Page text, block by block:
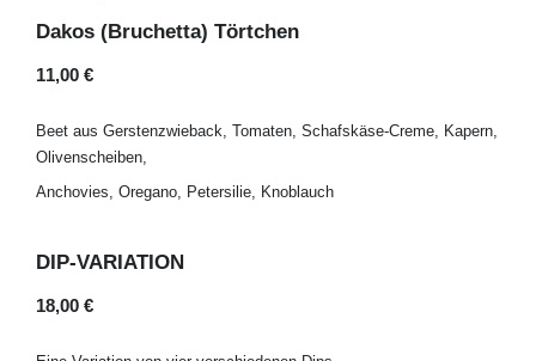
Dakos (Bruchetta) Törtchen
11,00 €
Beet aus Gerstenzwieback, Tomaten, Schafskäse-Creme, Kapern,
Olivenscheiben,
Anchovies, Oregano, Petersilie, Knoblauch
DIP-VARIATION
18,00 €